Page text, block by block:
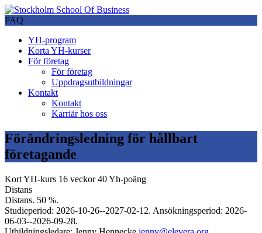
FAQ
YH-program
Korta YH-kurser
För företag
För företag
Uppdragsutbildningar
Kontakt
Kontakt
Karriär hos oss
Förändringsledning för hållbart
företagande
Kort YH-kurs 16 veckor 40 Yh-poäng
Distans
Distans. 50 %.
Studieperiod: 2026-10-26--2027-02-12. Ansökningsperiod: 2026-
06-03--2026-09-28.